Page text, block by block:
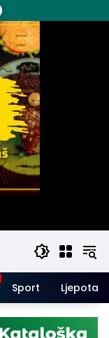
Sport Ljepota i